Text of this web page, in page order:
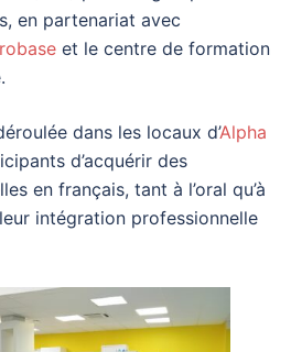
en partenariat avec
et le centre de formation
dans les locaux d’Alpha
d’acquérir des
en français, tant à l’oral qu’à
intégration professionnelle